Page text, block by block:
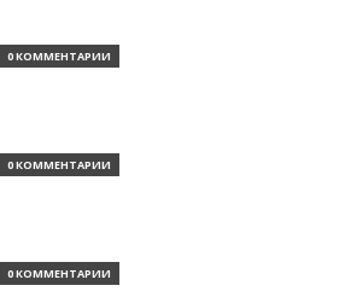
0 КОММЕНТАРИИ
0 КОММЕНТАРИИ
0 КОММЕНТАРИИ